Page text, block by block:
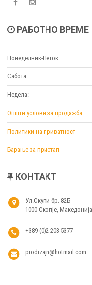
РАБОТНО ВРЕМЕ
Понеделник-Петок:
Сабота:
Недела:
Општи услови за продажба
Политики на приватност
Барање за пристап
КОНТАКТ
Ул.Скупи бр. 82Б
1000 Скопје, Македонија
+389 (0)2 203 5377
prodizajn@hotmail.com